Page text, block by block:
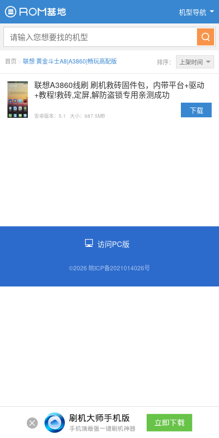
机型导航
首页 > 联想 黄金斗士A8|A3860|畅玩高配版 排序： 上架时间
联想A3860线刷 刷机救砖固件包，内带平台+驱动
+教程!救砖,定屏,解防盗锁专用亲测成功
安卓版本：5.1 大小：687.5MB
下载
访问PC版
©2026 皖ICP备2021014026号